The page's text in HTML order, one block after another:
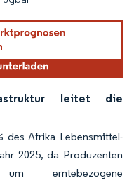
leitet die
des Afrika Lebensmittel-
2025, da Produzenten
erntebezogene